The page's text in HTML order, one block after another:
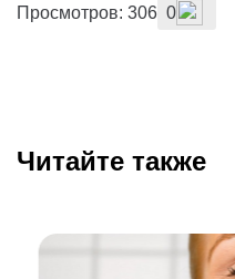
Просмотров: 306 0
Читайте также